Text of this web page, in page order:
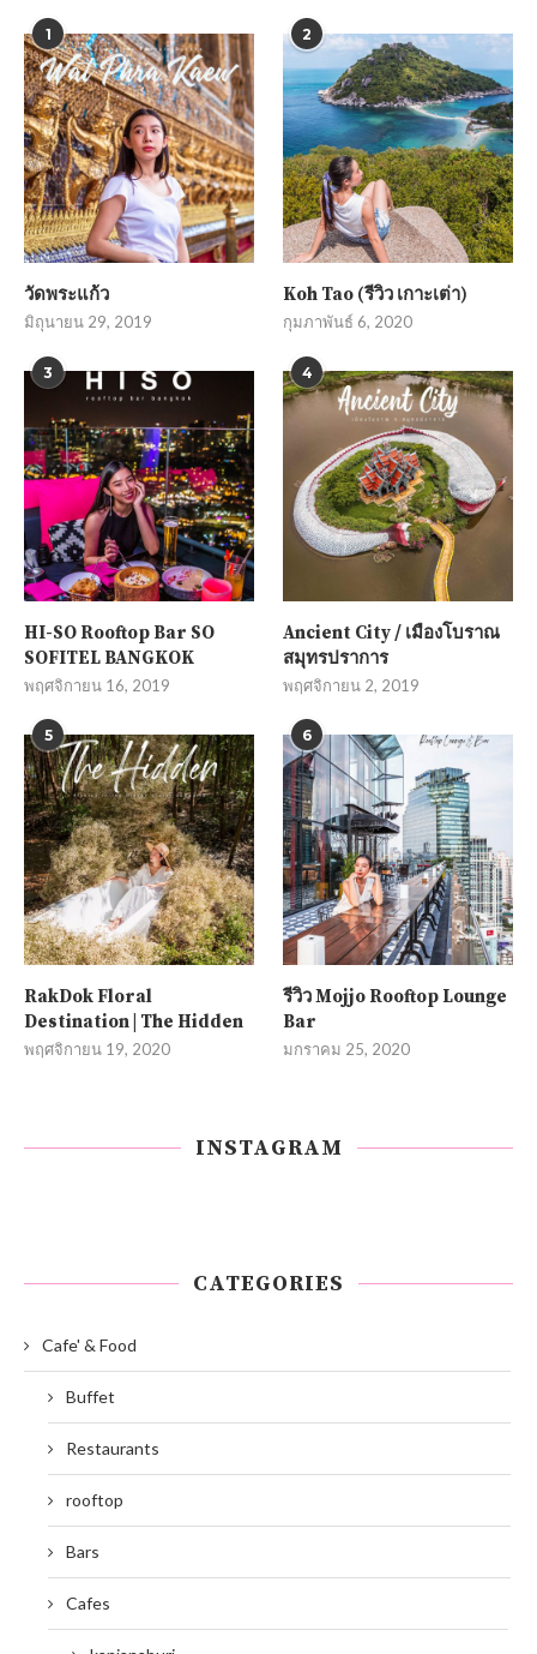
1
วัดพระแก้ว
มิถุนายน 29, 2019
2
Koh Tao (รีวิว เกาะเต่า)
กุมภาพันธ์ 6, 2020
3
HI-SO Rooftop Bar SO
SOFITEL BANGKOK
พฤศจิกายน 16, 2019
4
Ancient City / เมืองโบราณ
สมุทรปราการ
พฤศจิกายน 2, 2019
5
RakDok Floral
Destination | The Hidden
พฤศจิกายน 19, 2020
6
รีวิว Mojjo Rooftop Lounge
Bar
มกราคม 25, 2020
INSTAGRAM
CATEGORIES
Cafe' & Food
Buffet
Restaurants
rooftop
Bars
Cafes